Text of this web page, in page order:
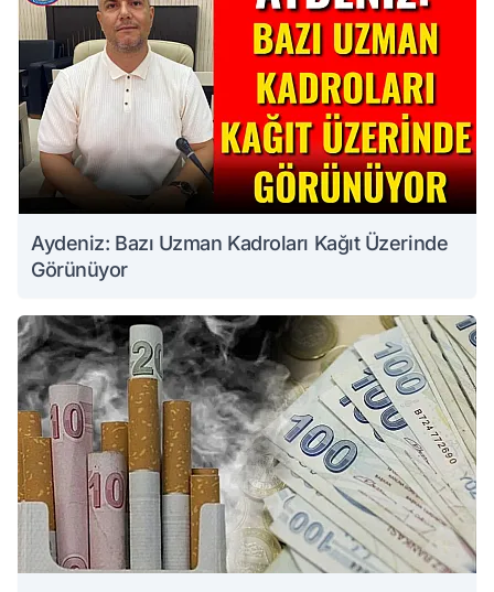
Aydeniz: Bazı Uzman Kadroları Kağıt Üzerinde
Görünüyor